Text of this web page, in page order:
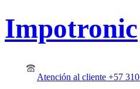
Impotronic
Atención al cliente +57